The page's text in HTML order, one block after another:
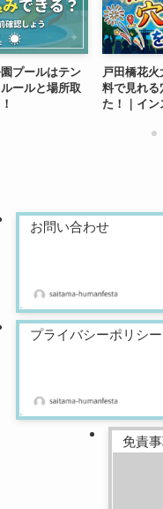
プールはテン
ールと場所取
戸田橋花
料で見れる
た！｜イン
お問い合わせ
プライバシーポリシー
免責